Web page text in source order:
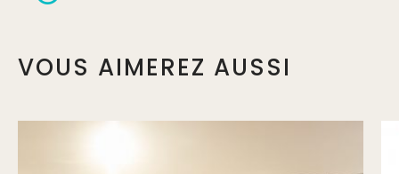
VOUS AIMEREZ AUSSI